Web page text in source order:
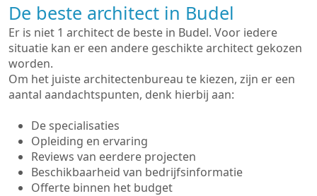
De beste architect in Budel
Er is niet 1 architect de beste in Budel. Voor iedere
situatie kan er een andere geschikte architect gekozen
worden.
Om het juiste architectenbureau te kiezen, zijn er een
aantal aandachtspunten, denk hierbij aan:
De specialisaties
Opleiding en ervaring
Reviews van eerdere projecten
Beschikbaarheid van bedrijfsinformatie
Offerte binnen het budget